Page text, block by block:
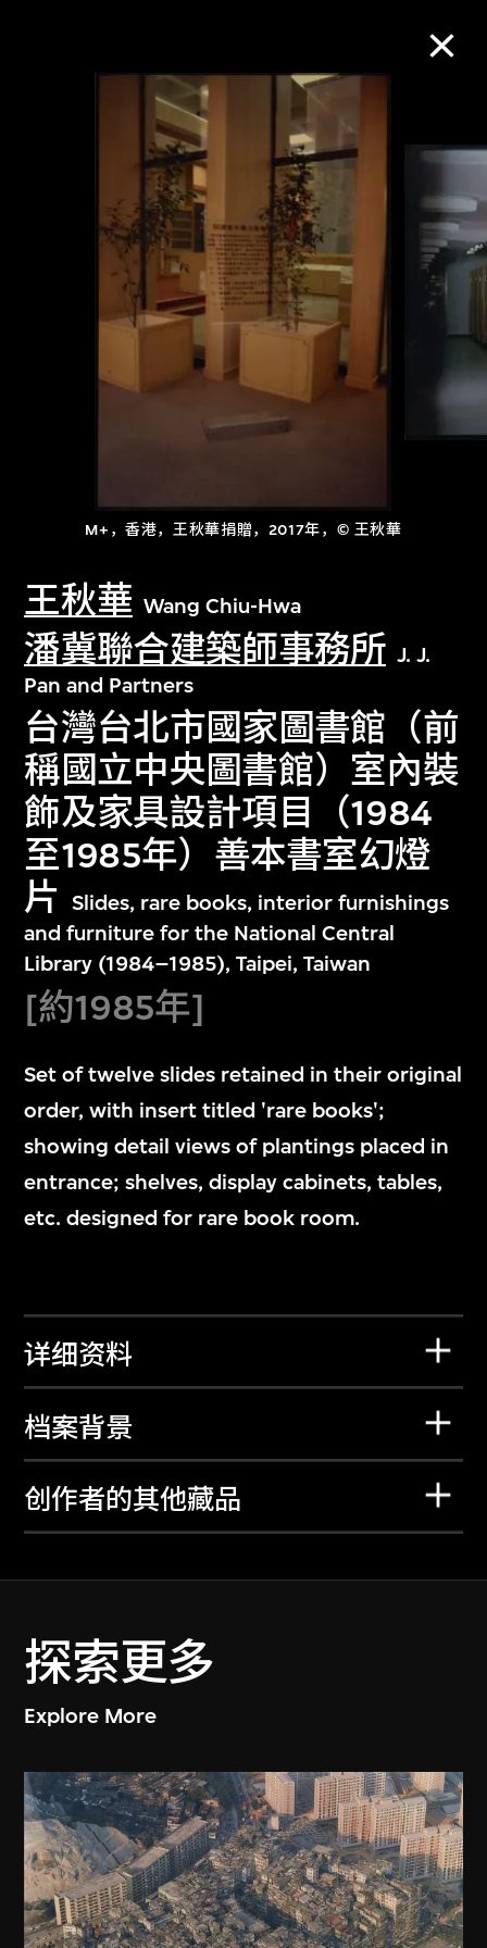
M+，香港，王秋華捐贈，2017年，© 王秋華
王秋華 Wang Chiu-Hwa
潘冀聯合建築師事務所 J. J.
Pan and Partners
台灣台北市國家圖書館（前
稱國立中央圖書館）室內裝
飾及家具設計項目（1984
至1985年）善本書室幻燈
片 Slides, rare books, interior furnishings
and furniture for the National Central
Library (1984–1985), Taipei, Taiwan
[約1985年]
Set of twelve slides retained in their original
order, with insert titled 'rare books';
showing detail views of plantings placed in
entrance; shelves, display cabinets, tables,
etc. designed for rare book room.
详细资料
档案背景
创作者的其他藏品
探索更多
Explore More
M+藏品
进一步筛选 搜索
探索世界顶级的二十及二十一世纪视觉